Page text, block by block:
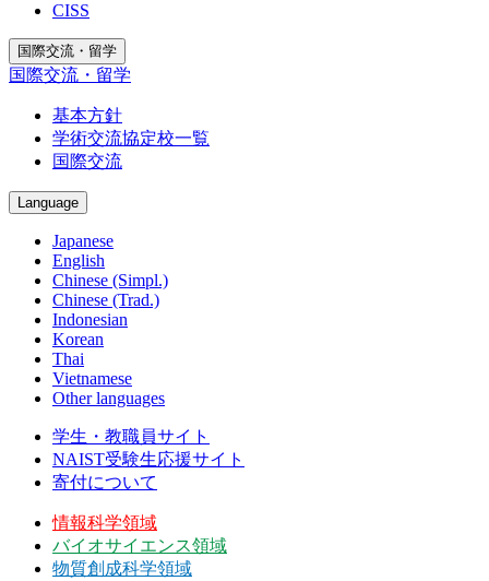
CISS
国際交流・留学
国際交流・留学
基本方針
学術交流協定校一覧
国際交流
Language
Japanese
English
Chinese (Simpl.)
Chinese (Trad.)
Indonesian
Korean
Thai
Vietnamese
Other languages
学生・教職員サイト
NAIST受験生応援サイト
寄付について
情報科学領域
バイオサイエンス領域
物質創成科学領域